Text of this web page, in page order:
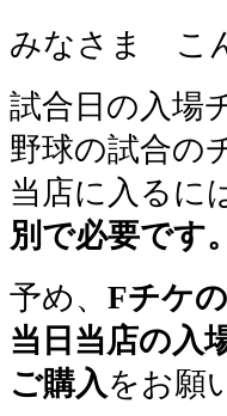
みなさま こ
試合日の入場
野球の試合の
当店に入るに
別で必要です。
予め、 Fチケ
当日当店の入
ご購入 をお願